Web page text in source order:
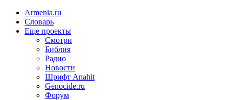
Armenia.ru
Словарь
Еще проекты
Смотри
Библия
Радио
Новости
Шрифт Anahit
Genocide.ru
Форум